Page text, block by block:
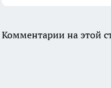
Комментарии на этой